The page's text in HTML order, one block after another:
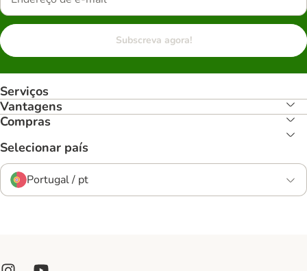
Subscreva agora!
Serviços
Vantagens
Compras
Selecionar país
Portugal / pt